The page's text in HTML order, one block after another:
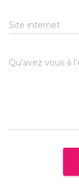
Site internet
Qu’avez vous à